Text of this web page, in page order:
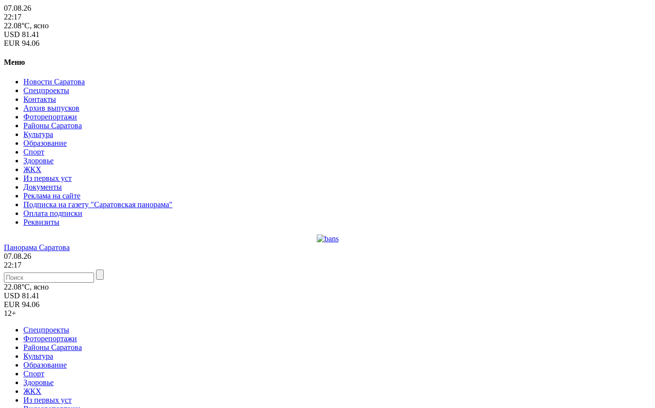
07.08.26
22:17
22.08°C, ясно
USD 81.41
EUR 94.06
Меню
Новости Саратова
Спецпроекты
Контакты
Архив выпусков
Фоторепортажи
Районы Саратова
Культура
Образование
Спорт
Здоровье
ЖКХ
Из пеpвых уст
Документы
Реклама на сайте
Подписка на газету "Саратовская панорама"
Оплата подписки
Реквизиты
Панорама Саратова
07.08.26
22:17
22.08°C, ясно
USD 81.41
EUR 94.06
12+
Спецпроекты
Фоторепортажи
Районы Саратова
Культура
Образование
Спорт
Здоровье
ЖКХ
Из пеpвых уст